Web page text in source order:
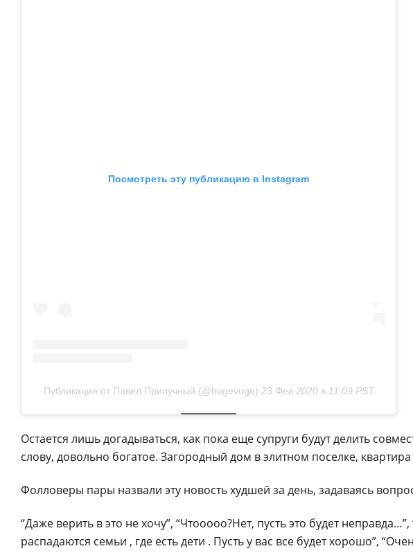
Посмотреть эту публикацию в Instagram
Публикация от Павел Прилучный (@bugevuge) 23 Фев 2020 в 11:09 PST
Остается лишь догадываться, как пока еще супруги будут делить
слову, довольно богатое. Загородный дом в элитном поселке,
Фолловеры пары назвали эту новость худшей за день, задаваясь
“Даже верить в это не хочу”, “Чтооооо?Нет, пусть это будет неправда…”,
распадаются семьи , где есть дети . Пусть у вас все будет хорошо”,